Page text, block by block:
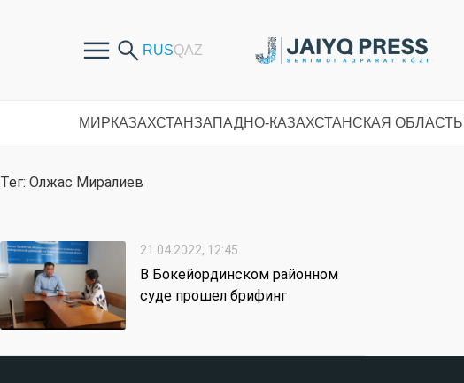
МИРКАЗАХСТАНЗАПАДНО-КАЗАХСТАНСКАЯ ОБЛАСТЬ
Тег: Олжас Миралиев
21.04.2022, 12:45
В Бокейординском районном
суде прошел брифинг